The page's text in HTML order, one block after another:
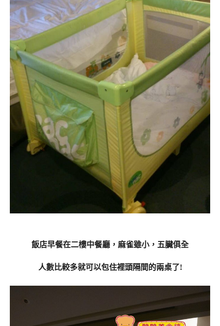
飯店早餐在二樓中餐廳，麻雀雖小，五臟俱全
人數比較多就可以包住裡頭隔間的兩桌了!